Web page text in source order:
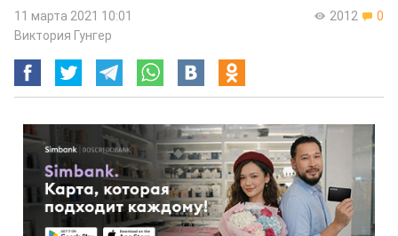
2012 0
11 марта 2021 10:01
Виктория Гунгер